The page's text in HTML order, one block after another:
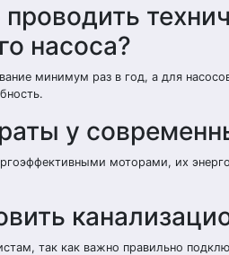
насоса?
минимум раз в год, а для
у
моторами, их
так как важно правильно